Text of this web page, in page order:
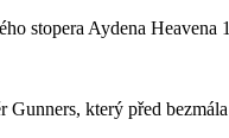
stopera Aydena
Gunners, který před